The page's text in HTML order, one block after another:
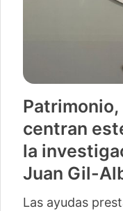
centran
la
Juan Gil-
Las ayudas